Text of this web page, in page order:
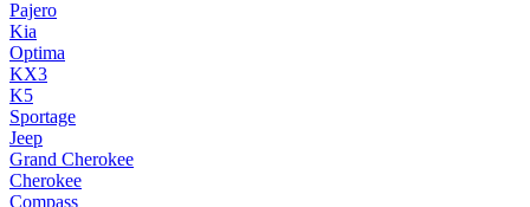
Pajero
Kia
Optima
KX3
K5
Sportage
Jeep
Grand Cherokee
Cherokee
Compass